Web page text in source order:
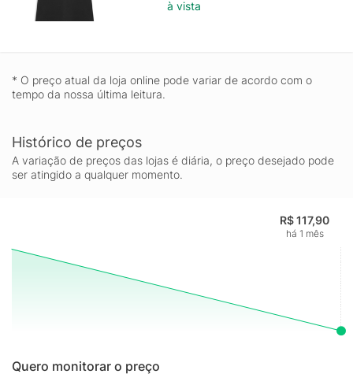
à vista
* O preço atual da loja online pode variar de acordo com o
tempo da nossa última leitura.
Histórico de preços
A variação de preços das lojas é diária, o preço desejado pode
ser atingido a qualquer momento.
R$ 117,90
há 1 mês
Quero monitorar o preço